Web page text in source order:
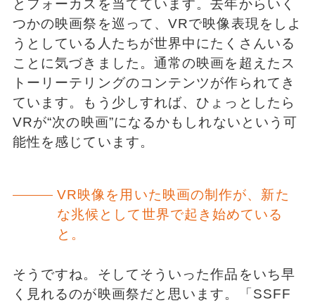
とフォーカスを当てています。去年からいく
つかの映画祭を巡って、VRで映像表現をしよ
うとしている人たちが世界中にたくさんいる
ことに気づきました。通常の映画を超えたス
トーリーテリングのコンテンツが作られてき
ています。もう少しすれば、ひょっとしたら
VRが“次の映画”になるかもしれないという可
能性を感じています。
VR映像を用いた映画の制作が、新た
な兆候として世界で起き始めている
と。
そうですね。そしてそういった作品をいち早
く見れるのが映画祭だと思います。「SSFF